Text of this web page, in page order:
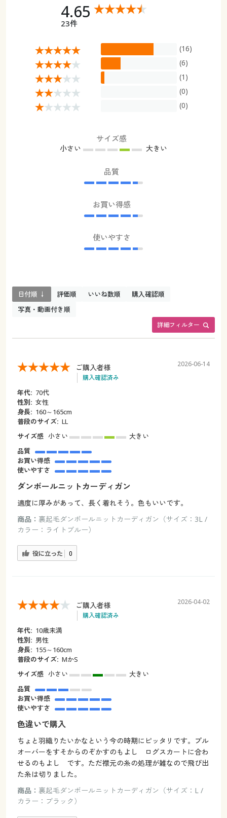
ご利用ガイド
よくある質問とお問い合わせ
よくある質問とお問い合わせ
4.65
23件
(16)
(6)
(1)
(0)
(0)
サイズ感
小さい 大きい
品質
お買い得感
使いやすさ
詳細フィルター
日付順 ↓ 評価順 いいね数順
購入確認順
写真・動画付き順
ご購入者様
購入確認済み
2026-06-14
年代: 70代
性別: 女性
身長: 160～165cm
普段のサイズ: LL
サイズ感 小さい
大きい
品質
お買い得感
使いやすさ
ダンボールニットカーディガン
適度に厚みがあって、長く着れそう。色もいいです。
商品： 裏起毛ダンボールニットカーディガン（サイズ：3L /
カラー：ライトブルー）
役に立った 0
ご購入者様
購入確認済み
2026-04-02
年代: 10歳未満
性別: 男性
身長: 155～160cm
普段のサイズ: МかS
サイズ感 小さい
大きい
品質
お買い得感
使いやすさ
色違いで購入
ちょと羽織りたいかなという今の時期にピッタリです。プル
オーバーをすそからのぞかすのもよし ログスカートに合わ
せるのもよし です。ただ襟元の糸の処理が雑なので飛び出
た糸は切りました。
商品： 裏起毛ダンボールニットカーディガン（サイズ：L /
カラー：ブラック）